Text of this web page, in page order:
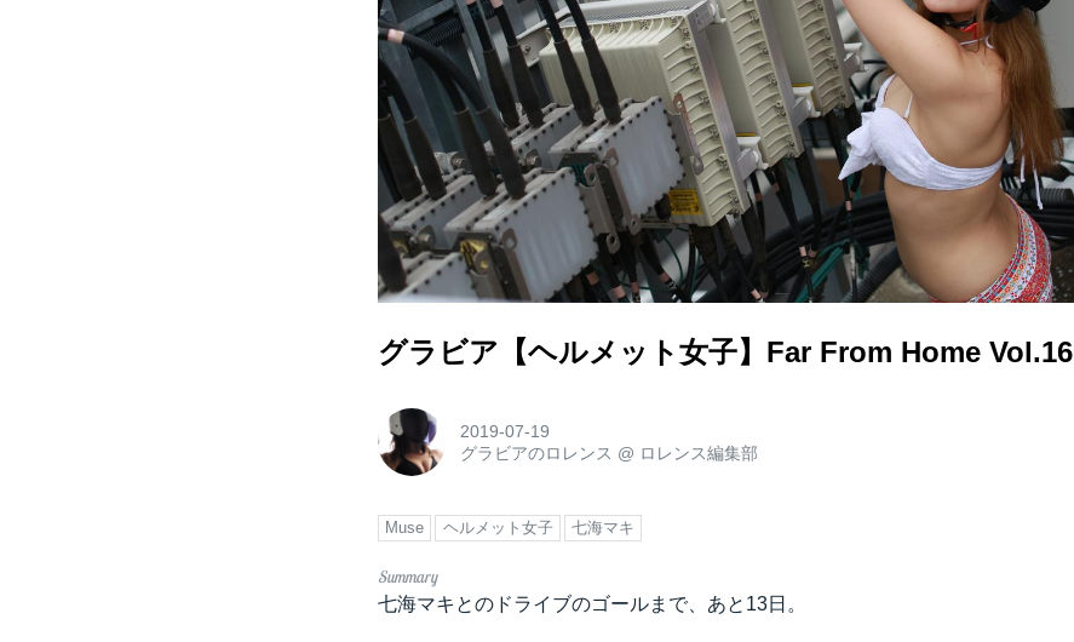
グラビア【ヘルメット女子】Far From Home Vol.16
2019-07-19
グラビアのロレンス @ ロレンス編集部
Muse ヘルメット女子 七海マキ
七海マキとのドライブのゴールまで、あと13日。